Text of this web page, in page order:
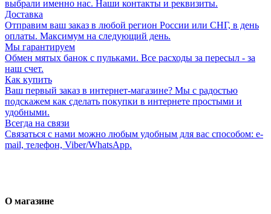
выбрали именно нас. Наши контакты и реквизиты.
Доставка
Отправим ваш заказ в любой регион России или СНГ, в день
оплаты. Максимум на следующий день.
Мы гарантируем
Обмен мятых банок с пульками. Все расходы за пересыл - за
наш счет.
Как купить
Ваш первый заказ в интернет-магазине? Мы с радостью
подскажем как сделать покупки в интернете простыми и
удобными.
Всегда на связи
Связаться с нами можно любым удобным для вас способом: e-
mail, телефон, Viber/WhatsApp.
О магазине